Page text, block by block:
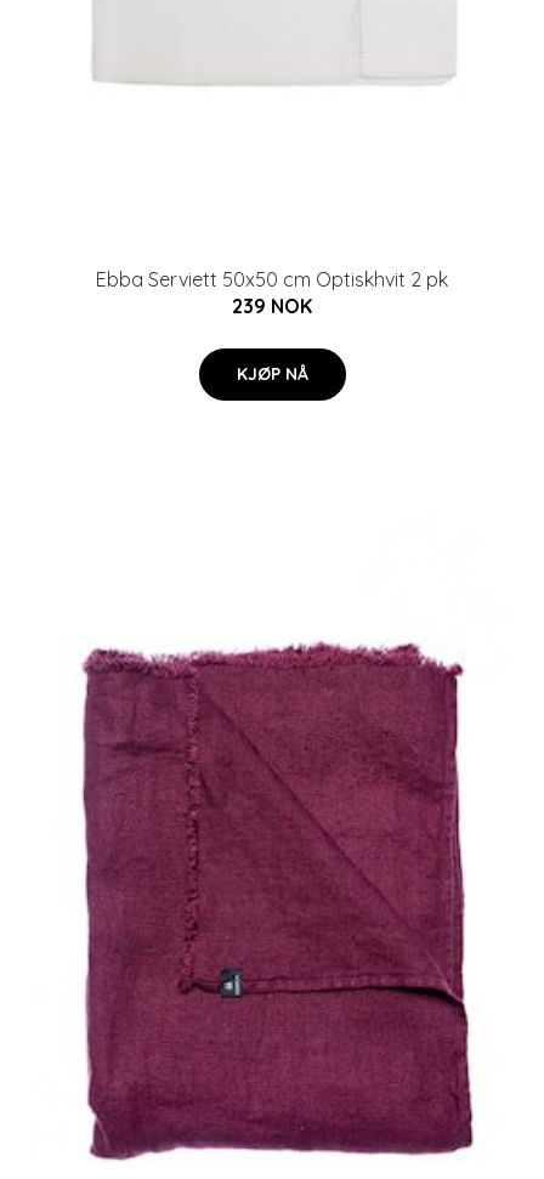
Ebba Serviett 50x50 cm Optiskhvit 2 pk
239 NOK
KJØP NÅ